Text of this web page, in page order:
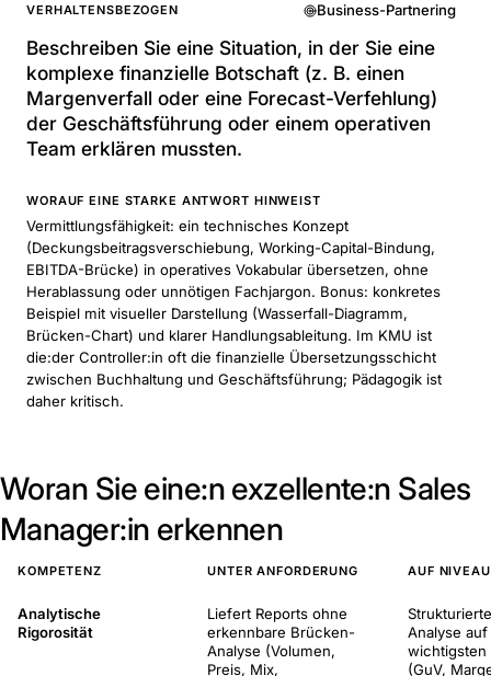
VERHALTENSBEZOGEN Business-Partnering
Beschreiben Sie eine Situation, in der Sie eine
komplexe finanzielle Botschaft (z. B. einen
Margenverfall oder eine Forecast-Verfehlung)
der Geschäftsführung oder einem operativen
Team erklären mussten.
WORAUF EINE STARKE ANTWORT HINWEIST
Vermittlungsfähigkeit: ein technisches Konzept
(Deckungsbeitragsverschiebung, Working-Capital-Bindung,
EBITDA-Brücke) in operatives Vokabular übersetzen, ohne
Herablassung oder unnötigen Fachjargon. Bonus: konkretes
Beispiel mit visueller Darstellung (Wasserfall-Diagramm,
Brücken-Chart) und klarer Handlungsableitung. Im KMU ist
die:der Controller:in oft die finanzielle Übersetzungsschicht
zwischen Buchhaltung und Geschäftsführung; Pädagogik ist
daher kritisch.
Woran Sie eine:n exzellente:n Sales
Manager:in erkennen
KOMPETENZ UNTER ANFORDERUNG AUF NIVEAU
Analytische
Rigorosität
Liefert Reports ohne
erkennbare Brücken-
Analyse (Volumen,
Preis, Mix,
Analyse
wichtigsten
(GuV,